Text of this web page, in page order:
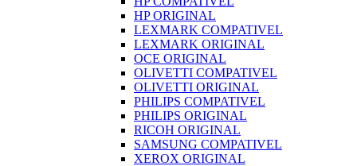
HP ORIGINAL
LEXMARK COMPATIVEL
LEXMARK ORIGINAL
OCE ORIGINAL
OLIVETTI COMPATIVEL
OLIVETTI ORIGINAL
PHILIPS COMPATIVEL
PHILIPS ORIGINAL
RICOH ORIGINAL
SAMSUNG COMPATIVEL
XEROX ORIGINAL